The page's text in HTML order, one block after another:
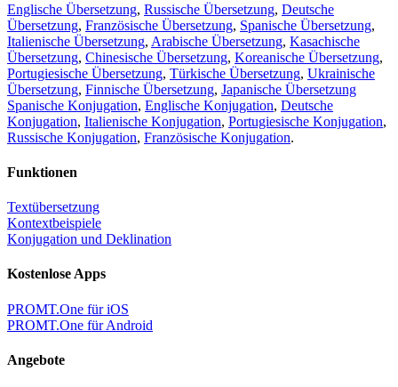
Englische Übersetzung, Russische Übersetzung, Deutsche
Übersetzung, Französische Übersetzung, Spanische Übersetzung,
Italienische Übersetzung, Arabische Übersetzung, Kasachische
Übersetzung, Chinesische Übersetzung, Koreanische Übersetzung,
Portugiesische Übersetzung, Türkische Übersetzung, Ukrainische
Übersetzung, Finnische Übersetzung, Japanische Übersetzung
Spanische Konjugation, Englische Konjugation, Deutsche
Konjugation, Italienische Konjugation, Portugiesische Konjugation,
Russische Konjugation, Französische Konjugation.
Funktionen
Textübersetzung
Kontextbeispiele
Konjugation und Deklination
Kostenlose Apps
PROMT.One für iOS
PROMT.One für Android
Angebote